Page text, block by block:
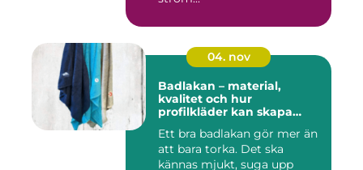
04. nov
Badlakan – material,
kvalitet och hur
profilkläder kan skapa
Ett bra badlakan gör mer än
att bara torka. Det ska
kännas mjukt, suga upp